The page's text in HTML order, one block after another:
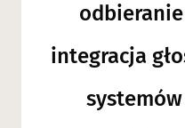
integracja